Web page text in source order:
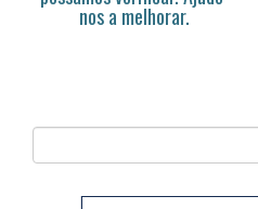
nos a melhorar.